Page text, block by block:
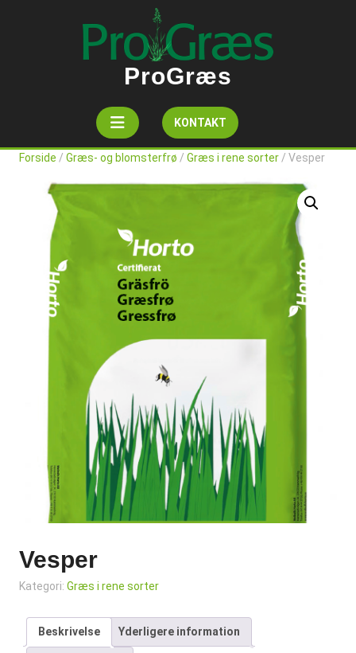
ProGræs
Open
Button
KONTAKTGet
A
Quote
Forside / Græs- og blomsterfrø / Græs i rene sorter / Vesper
Vesper
Kategori: Græs i rene sorter
Beskrivelse Yderligere information